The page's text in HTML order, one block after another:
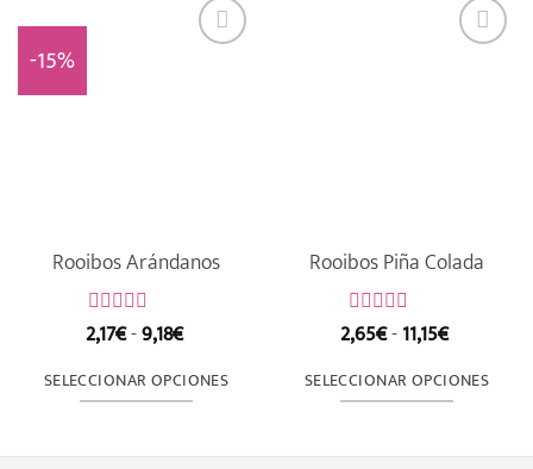
-15%
Rooibos Arándanos
Valorado
con
de
5
2,17€-9,18€Rango
precios:
desde
2,17€
9,18€
SELECCIONAR OPCIONES
producto
Rooibos Piña Colada
Valorado
con
de
5
2,65€-11,15€Rango
precios:
desde
2,65€
11,15€
SELECCIONAR OPCIONES
producto